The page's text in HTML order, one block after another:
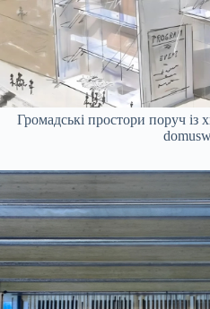
Громадські простори поруч